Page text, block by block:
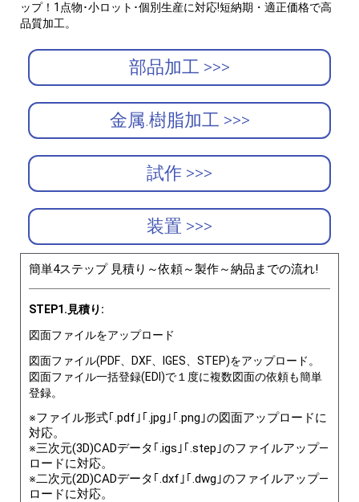
ップ！1点物･小ロット･個別生産に対応!短納期・適正価格で高
品質加工。
部品加工 >>>
金属.樹脂加工 >>>
試作 >>>
装置 >>>
簡単4ステップ 見積り～依頼～製作～納品までの流れ!
STEP1.見積り:
図面ファイルをアップロード
図面ファイル(PDF、DXF、IGES、STEP)をアップロード。
図面ファイル一括登録(EDI)で１度に複数図面の依頼も簡単
登録。
※ファイル形式｢.pdf｣｢.jpg｣｢.png｣の図面アップロードに
対応。
※三次元(3D)CADデータ｢.igs｣｢.step｣のファイルアップ―
ロードに対応。
※二次元(2D)CADデータ｢.dxf｣｢.dwg｣のファイルアップ―
ロードに対応。